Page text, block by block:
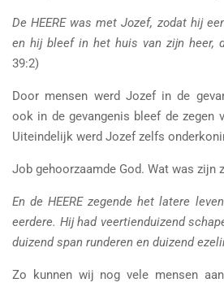
De HEERE was met Jozef, zodat hij
en hij bleef in het huis van zijn heer,
39:2)
Door mensen werd Jozef in de
ook in de gevangenis bleef de zegen
Uiteindelijk werd Jozef zelfs
Job gehoorzaamde God. Wat was zijn
En de HEERE zegende het latere
eerdere. Hij had veertienduizend
duizend span runderen en duizend
Zo kunnen wij nog vele mensen